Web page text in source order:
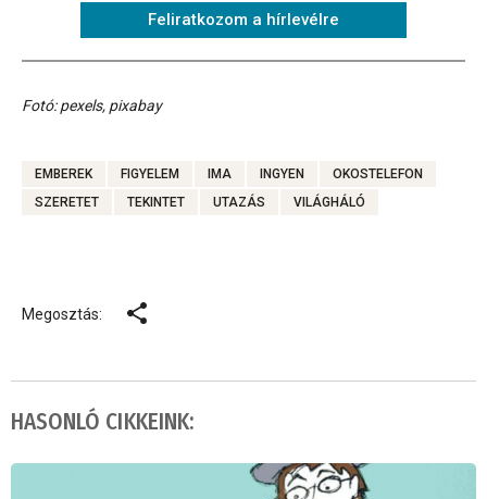
Feliratkozom a hírlevélre
Fotó: pexels, pixabay
EMBEREK FIGYELEM IMA INGYEN
OKOSTELEFON
SZERETET
TEKINTET UTAZÁS VILÁGHÁLÓ
Megosztás:
HASONLÓ CIKKEINK: